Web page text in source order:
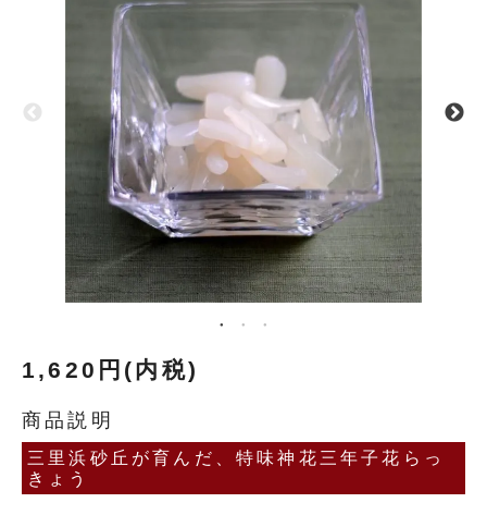
1,620円(内税)
商品説明
三里浜砂丘が育んだ、特味神花三年子花らっ
きょう